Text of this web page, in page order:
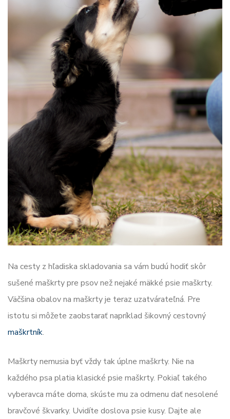
Na cesty z hľadiska skladovania sa vám budú hodiť skôr
sušené maškrty pre psov než nejaké mäkké psie maškrty.
Väčšina obalov na maškrty je teraz uzatvárateľná. Pre
istotu si môžete zaobstarať napríklad šikovný cestovný
maškrtník.
Maškrty nemusia byť vždy tak úplne maškrty. Nie na
každého psa platia klasické psie maškrty. Pokiaľ takého
vyberavca máte doma, skúste mu za odmenu dať nesolené
bravčové škvarky. Uvidíte doslova psie kusy. Dajte ale